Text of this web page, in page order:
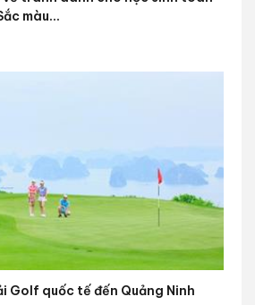
màu...
Golf quốc tế đến Quảng Ninh